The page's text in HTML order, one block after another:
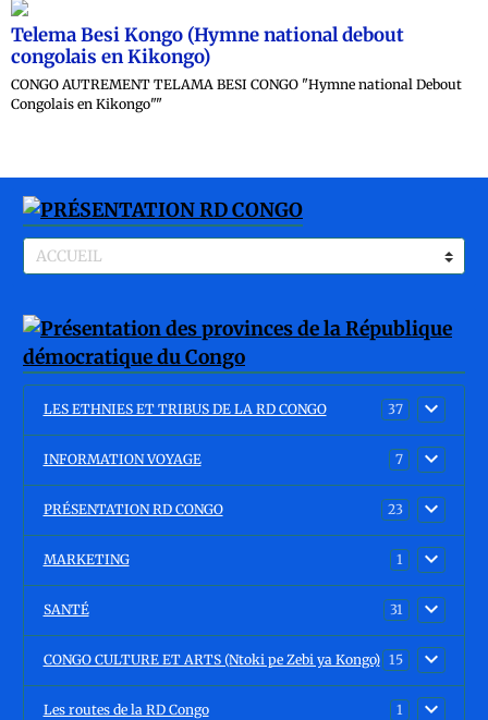
Telema Besi Kongo (Hymne national debout
congolais en Kikongo)
CONGO AUTREMENT TELAMA BESI CONGO "Hymne national Debout
Congolais en Kikongo""
LES ETHNIES ET TRIBUS DE LA RD CONGO 37
INFORMATION VOYAGE 7
PRÉSENTATION RD CONGO 23
MARKETING 1
SANTÉ 31
CONGO CULTURE ET ARTS (Ntoki pe Zebi ya Kongo) 15
Les routes de la RD Congo 1